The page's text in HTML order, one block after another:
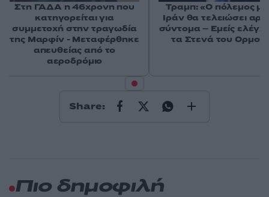
Share:
Στη ΓΑΔΑ η 46χρονη που
κατηγορείται για
συμμετοχή στην τραγωδία
της Μαρφίν - Μεταφέρθηκε
απευθείας από το
αεροδρόμιο
Τραμπ: «Ο πόλεμος με
Ιράν θα τελειώσει
σύντομα – Εμείς
τα Στενά του
Πιο δημοφιλή